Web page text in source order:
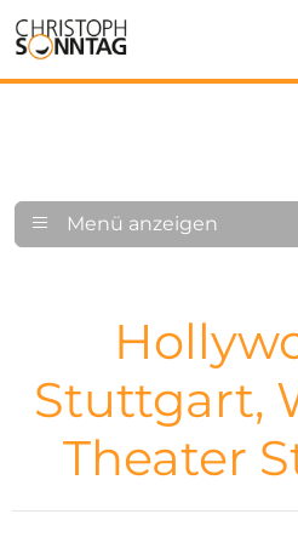
Menü anzeigen
Stuttgart,
Theater